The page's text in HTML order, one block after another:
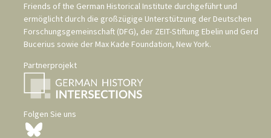
Friends of the German Historical Institute durchgeführt und
ermöglicht durch die großzügige Unterstützung der Deutschen
Forschungsgemeinschaft (DFG), der ZEIT-Stiftung Ebelin und Gerd
Bucerius sowie der Max Kade Foundation, New York.
Partnerprojekt
Folgen Sie uns